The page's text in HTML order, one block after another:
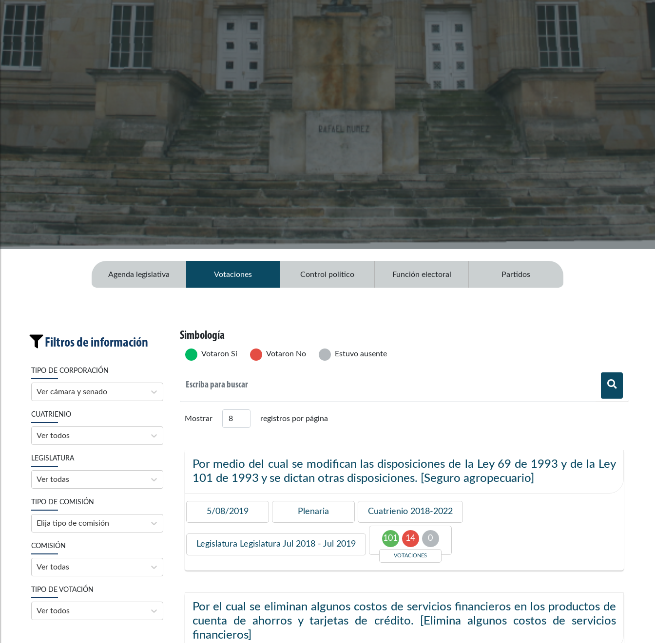
Agenda legislativa Votaciones Control político Función electoral Partidos
Filtros de información
TIPO DE CORPORACIÓN
Ver cámara y senado
CUATRIENIO
Ver todos
LEGISLATURA
Ver todas
TIPO DE COMISIÓN
Elija tipo de comisión
COMISIÓN
Ver todas
TIPO DE VOTACIÓN
Ver todos
Simbología
Votaron Si Votaron No Estuvo ausente
Mostrar registros por página
Por medio del cual se modifican las disposiciones de la Ley 69 de 1993 y de la Ley
101 de 1993 y se dictan otras disposiciones. [Seguro agropecuario]
5/08/2019 Plenaria Cuatrienio 2018-2022
Legislatura Legislatura Jul 2018 - Jul 2019
101 14 0
VOTACIONES
Por el cual se eliminan algunos costos de servicios financieros en los productos de
cuenta de ahorros y tarjetas de crédito. [Elimina algunos costos de servicios
financieros]